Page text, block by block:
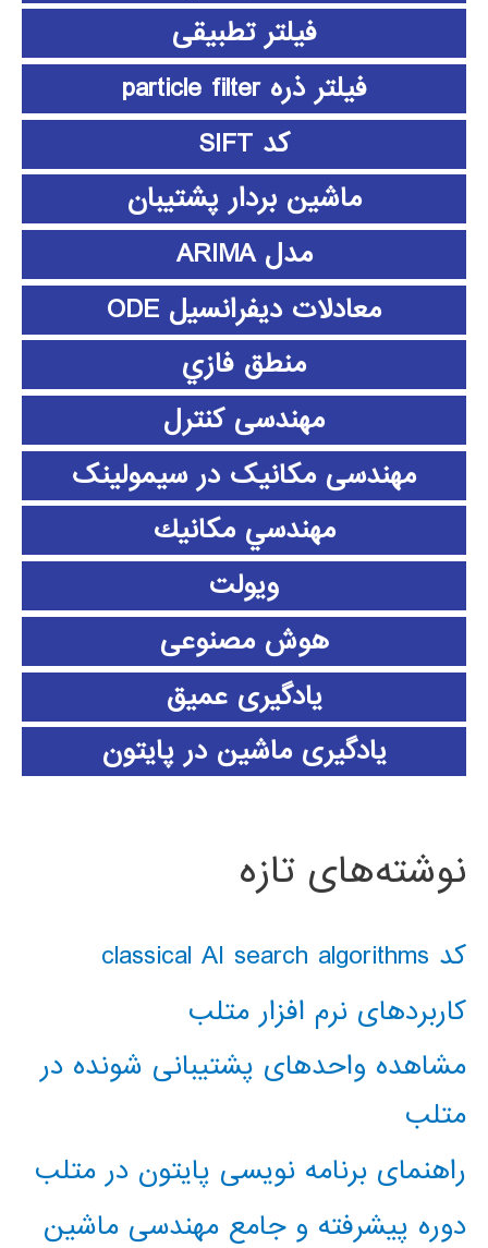
فیلتر تطبیقی
فیلتر ذره particle filter
کد SIFT
ماشین بردار پشتیبان
مدل ARIMA
معادلات دیفرانسیل ODE
منطق فازي
مهندسی کنترل
مهندسی مکانیک در سیمولینک
مهندسي مكانيك
ویولت
هوش مصنوعی
یادگیری عمیق
یادگیری ماشین در پایتون
نوشته‌های تازه
کد classical AI search algorithms
کاربردهای نرم افزار متلب
مشاهده واحدهای پشتیبانی شونده در
متلب
راهنمای برنامه نویسی پایتون در متلب
دوره پیشرفته و جامع مهندسی ماشین